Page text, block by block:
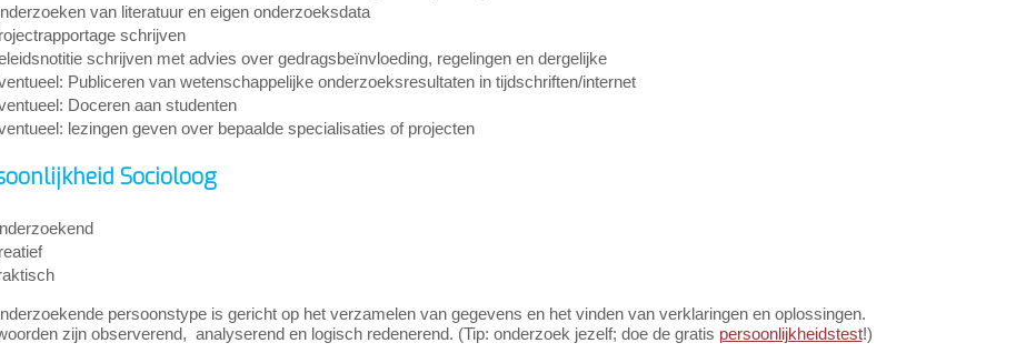
van literatuur en eigen onderzoeksdata
schrijven
schrijven met advies over gedragsbeïnvloeding, regelingen en dergelijke
Publiceren van wetenschappelijke onderzoeksresultaten in tijdschriften/internet
Doceren aan studenten
lezingen geven over bepaalde specialisaties of projecten
Socioloog
persoonstype is gericht op het verzamelen van gegevens en het vinden van verklaringen en oplossingen.
zijn observerend, analyserend en logisch redenerend. (Tip: onderzoek jezelf; doe de gratis persoonlijkheidstest!)